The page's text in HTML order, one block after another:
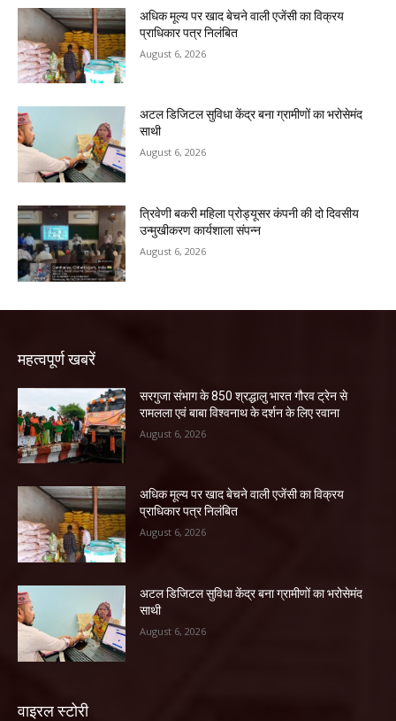
अधिक मूल्य पर खाद बेचने वाली एजेंसी का विक्रय
प्राधिकार पत्र निलंबित
August 6, 2026
अटल डिजिटल सुविधा केंद्र बना ग्रामीणों का भरोसेमंद
साथी
August 6, 2026
त्रिवेणी बकरी महिला प्रोड्यूसर कंपनी की दो दिवसीय
उन्मुखीकरण कार्यशाला संपन्न
August 6, 2026
महत्वपूर्ण खबरें
सरगुजा संभाग के 850 श्रद्धालु भारत गौरव ट्रेन से
रामलला एवं बाबा विश्वनाथ के दर्शन के लिए रवाना
August 6, 2026
अधिक मूल्य पर खाद बेचने वाली एजेंसी का विक्रय
प्राधिकार पत्र निलंबित
August 6, 2026
अटल डिजिटल सुविधा केंद्र बना ग्रामीणों का भरोसेमंद
साथी
August 6, 2026
वाइरल स्टोरी